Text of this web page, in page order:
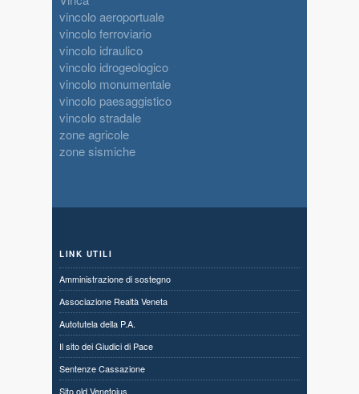
vincolo aeroportuale
vincolo ferroviario
vincolo idraulico
vincolo idrogeologico
vincolo monumentale
vincolo paesaggistico
vincolo stradale
zone agricole
zone sismiche
LINK UTILI
Amministrazione di sostegno
Associazione Realtà Veneta
Autotutela della P.A.
Il sito dei Giudici di Pace
Sentenze Cassazione
Sito old Venetoius